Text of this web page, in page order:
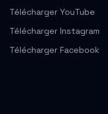
Télécharger YouTube
Télécharger Instagram
Télécharger Facebook